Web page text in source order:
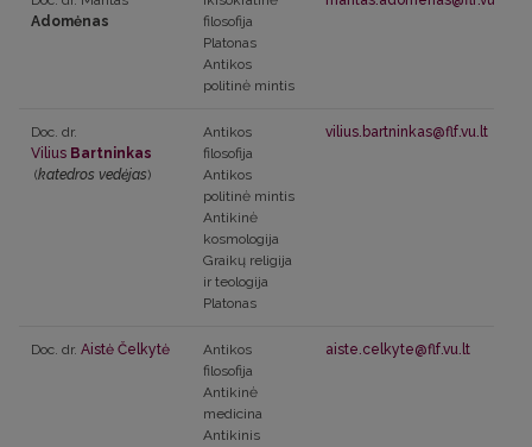
Adomėnas
filosofija
Platonas
Antikos
politinė mintis
Doc. dr.
Vilius Bartninkas
(katedros vedėjas)
Antikos
filosofija
Antikos
politinė mintis
Antikinė
kosmologija
Graikų religija
ir teologija
Platonas
vilius.bartninkas@flf.vu.lt
Doc. dr. Aistė Čelkytė
Antikos
filosofija
Antikinė
medicina
Antikinis
aiste.celkyte@flf.vu.lt